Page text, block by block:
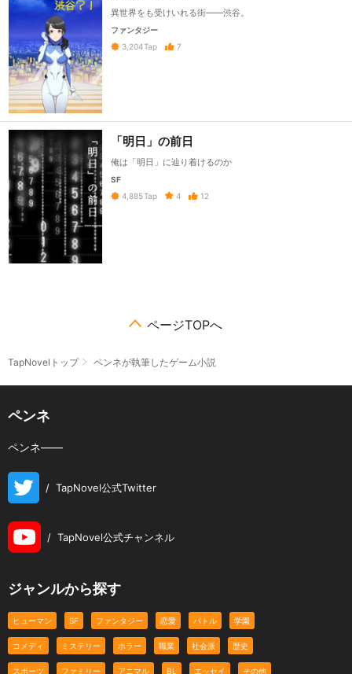
異世界をも受けいれる街——渋谷。
ファンタジー
3,204Tap 7
「明日」の前日
俺は「明日」に辿り着けるのか
SF
4,885Tap 4 12
ページTOPへ
TapNovelトップ ペンネが執筆したゲーム小説
ペンネ
ペンネ――
/ TapNovel公式Twitter
/ TapNovel公式チャンネル
ジャンルから探す
ヒューマン SF ファンタジー 恋愛 バトル 学園
コメディ ミステリー ホラー 職業 社会派 歴史
スポーツ ファミリー アニマル BL エッセイ その他